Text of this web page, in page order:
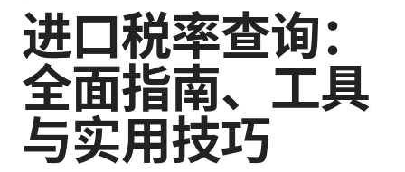
进口税率查询：
全面指南、工具
与实用技巧